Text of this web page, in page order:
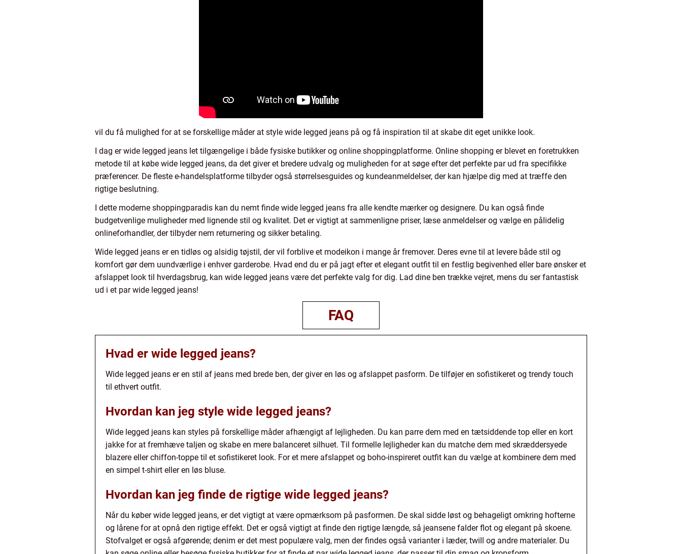
vil du få mulighed for at se forskellige måder at style wide legged jeans på og få inspiration til at skabe dit eget unikke look.
I dag er wide legged jeans let tilgængelige i både fysiske butikker og online shoppingplatforme. Online shopping er blevet en foretrukken
metode til at købe wide legged jeans, da det giver et bredere udvalg og muligheden for at søge efter det perfekte par ud fra specifikke
præferencer. De fleste e-handelsplatforme tilbyder også størrelsesguides og kundeanmeldelser, der kan hjælpe dig med at træffe den
rigtige beslutning.
I dette moderne shoppingparadis kan du nemt finde wide legged jeans fra alle kendte mærker og designere. Du kan også finde
budgetvenlige muligheder med lignende stil og kvalitet. Det er vigtigt at sammenligne priser, læse anmeldelser og vælge en pålidelig
onlineforhandler, der tilbyder nem returnering og sikker betaling.
Wide legged jeans er en tidløs og alsidig tøjstil, der vil forblive et modeikon i mange år fremover. Deres evne til at levere både stil og
komfort gør dem uundværlige i enhver garderobe. Hvad end du er på jagt efter et elegant outfit til en festlig begivenhed eller bare ønsker et
afslappet look til hverdagsbrug, kan wide legged jeans være det perfekte valg for dig. Lad dine ben trække vejret, mens du ser fantastisk
ud i et par wide legged jeans!
FAQ
Hvad er wide legged jeans?
Wide legged jeans er en stil af jeans med brede ben, der giver en løs og afslappet pasform. De tilføjer en sofistikeret og trendy touch
til ethvert outfit.
Hvordan kan jeg style wide legged jeans?
Wide legged jeans kan styles på forskellige måder afhængigt af lejligheden. Du kan parre dem med en tætsiddende top eller en kort
jakke for at fremhæve taljen og skabe en mere balanceret silhuet. Til formelle lejligheder kan du matche dem med skræddersyede
blazere eller chiffon-toppe til et sofistikeret look. For et mere afslappet og boho-inspireret outfit kan du vælge at kombinere dem med
en simpel t-shirt eller en løs bluse.
Hvordan kan jeg finde de rigtige wide legged jeans?
Når du køber wide legged jeans, er det vigtigt at være opmærksom på pasformen. De skal sidde løst og behageligt omkring hofterne
og lårene for at opnå den rigtige effekt. Det er også vigtigt at finde den rigtige længde, så jeansene falder flot og elegant på skoene.
Stofvalget er også afgørende; denim er det mest populære valg, men der findes også varianter i læder, twill og andre materialer. Du